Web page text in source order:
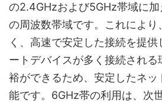
の2.4GHzおよび5GHz帯域に
の周波数帯域です。これにより
く、高速で安定した接続を提
ートデバイスが多く接続され
裕ができるため、安定したネ
能です。6GHz帯の利用は、次